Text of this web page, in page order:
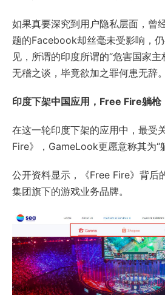
如果真要深究到用户隐私层面，曾
题的Facebook却丝毫未受影响，
见，所谓的印度所谓的“危害国家
无稽之谈，毕竟欲加之罪何患无辞。
印度下架中国应用，Free Fire躺枪
在这一轮印度下架的应用中，最受
Fire》，GameLook更愿意称其为“
公开资料显示，《Free Fire》背后
集团旗下的游戏业务品牌。